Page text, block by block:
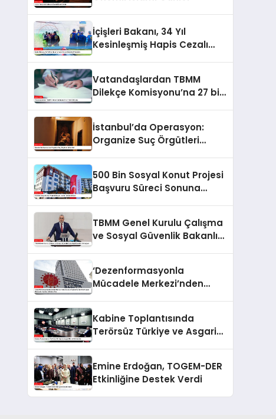
İçişleri Bakanı, 34 Yıl
Kesinleşmiş Hapis Cezalı
Vatandaşlardan TBMM
Dilekçe Komisyonu’na 27 bin
İstanbul’da Operasyon:
Organize Suç Örgütleri
500 Bin Sosyal Konut Projesi
Başvuru Süreci Sonuna
TBMM Genel Kurulu Çalışma
ve Sosyal Güvenlik Bakanlığı
‘Dezenformasyonla
Mücadele Merkezi’nden
İddialara Son
Kabine Toplantısında
Terörsüz Türkiye ve Asgari
Emine Erdoğan, TOGEM-DER
Etkinliğine Destek Verdi